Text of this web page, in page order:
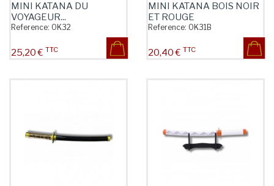
MINI KATANA DU
VOYAGEUR...
Reference: OK32
Prix
25,20 € TTC
MINI KATANA BOIS NOIR
ET ROUGE
Reference: OK31B
Prix
20,40 € TTC